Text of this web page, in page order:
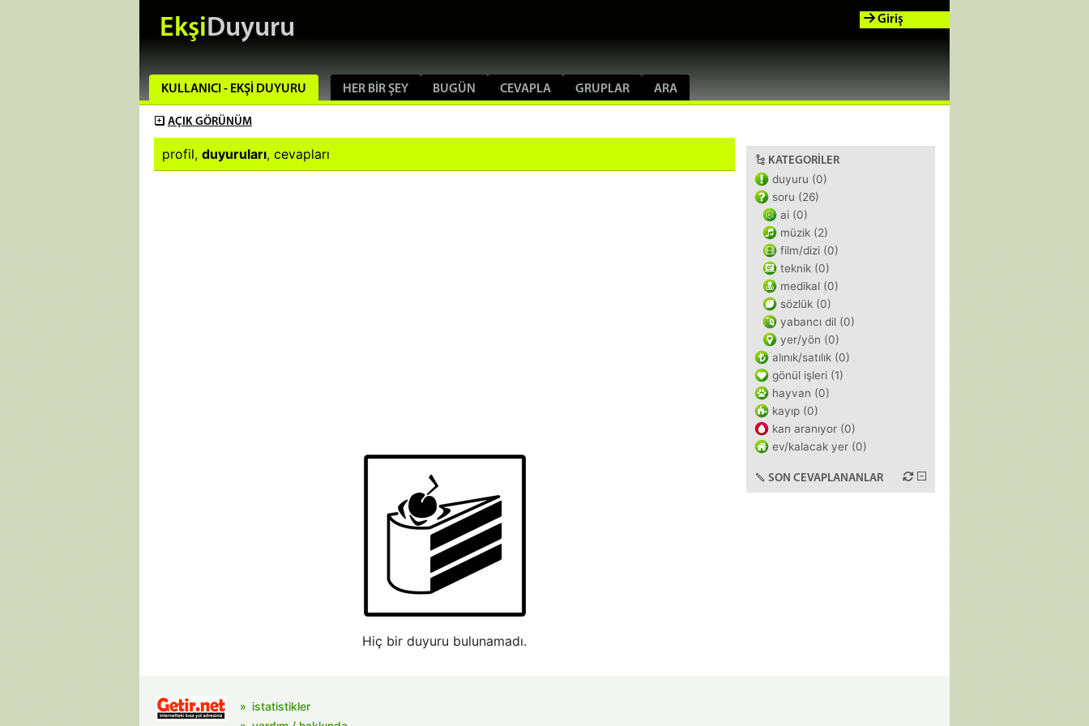
EkşiDuyuru
KULLANICI - EKŞI DUYURU HER BIR ŞEY BUGÜN CEVAPLA GRUPLAR ARA
Giriş
AÇIK GÖRÜNÜM
profil, duyuruları, cevapları
Hiç bir duyuru bulunamadı.
KATEGORILER
duyuru (0)
soru (26)
ai (0)
müzik (2)
film/dizi (0)
teknik (0)
medikal (0)
sözlük (0)
yabancı dil (0)
yer/yön (0)
alınık/satılık (0)
gönül işleri (1)
hayvan (0)
kayıp (0)
kan aranıyor (0)
ev/kalacak yer (0)
SON CEVAPLANANLAR
istatistikler